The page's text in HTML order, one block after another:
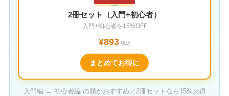
2冊セット（入門+初心者）
入門+初心者を15%OFF
¥893税込
まとめてお得に
入門編 → 初心者編 の順がおすすめ／2冊セットなら15%お得